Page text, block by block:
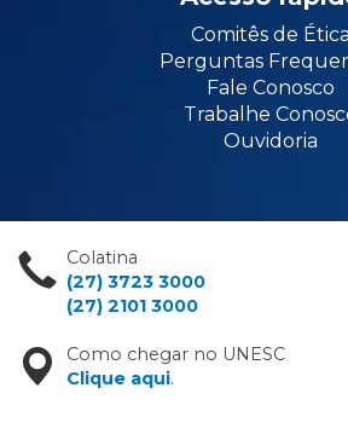
Comitês de Ética
Perguntas
Fale Conosco
Trabalhe
Ouvidoria
Colatina
(27) 3723 3000
(27) 2101 3000
Como chegar no UNESC
Clique aqui.